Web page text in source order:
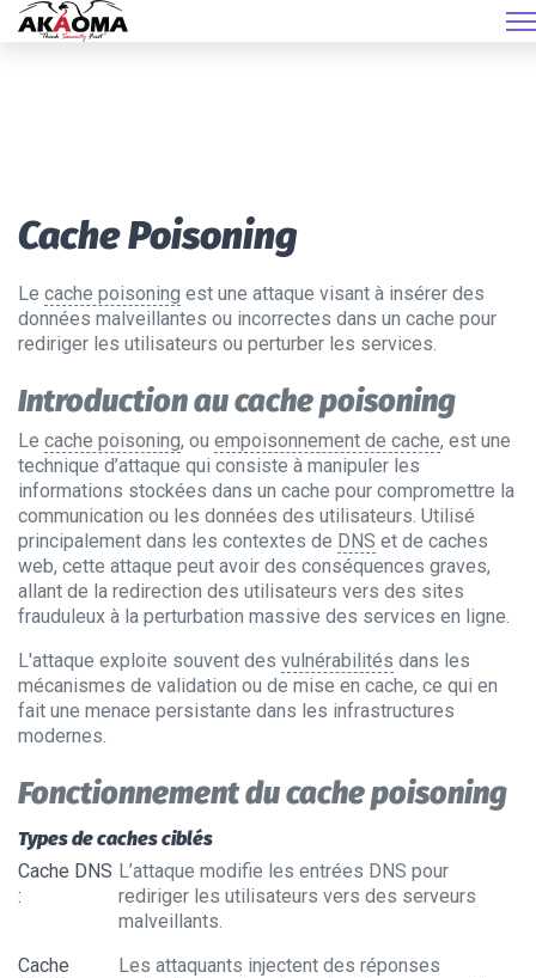
Cache Poisoning
Le cache poisoning est une attaque visant à insérer des
données malveillantes ou incorrectes dans un cache pour
rediriger les utilisateurs ou perturber les services.
Introduction au cache poisoning
Le cache poisoning, ou empoisonnement de cache, est une
technique d’attaque qui consiste à manipuler les
informations stockées dans un cache pour compromettre la
communication ou les données des utilisateurs. Utilisé
principalement dans les contextes de DNS et de caches
web, cette attaque peut avoir des conséquences graves,
allant de la redirection des utilisateurs vers des sites
frauduleux à la perturbation massive des services en ligne.
L'attaque exploite souvent des vulnérabilités dans les
mécanismes de validation ou de mise en cache, ce qui en
fait une menace persistante dans les infrastructures
modernes.
Fonctionnement du cache poisoning
Types de caches ciblés
Cache DNS
:
L’attaque modifie les entrées DNS pour
rediriger les utilisateurs vers des serveurs
malveillants.
Cache
Les attaquants injectent des réponses